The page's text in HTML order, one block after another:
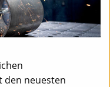
den neuesten